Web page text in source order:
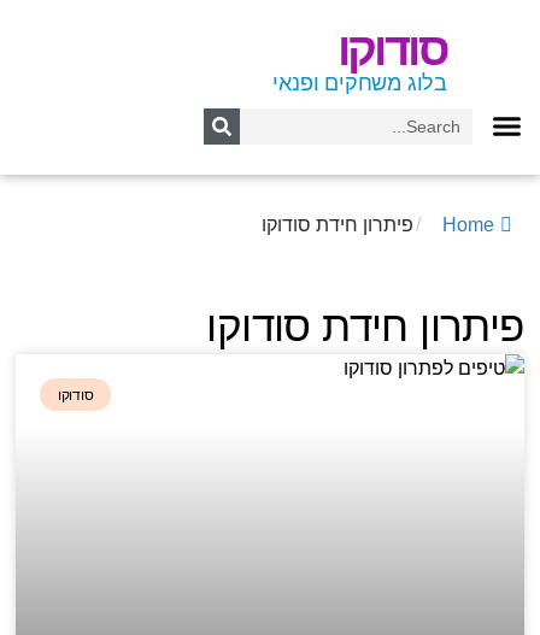
סודוקו
בלוג משחקים ופנאי
Home
/פיתרון חידת סודוקו
פיתרון חידת סודוקו
סודוקו